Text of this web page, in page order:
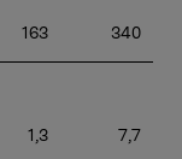
163 340
1,3 7,7